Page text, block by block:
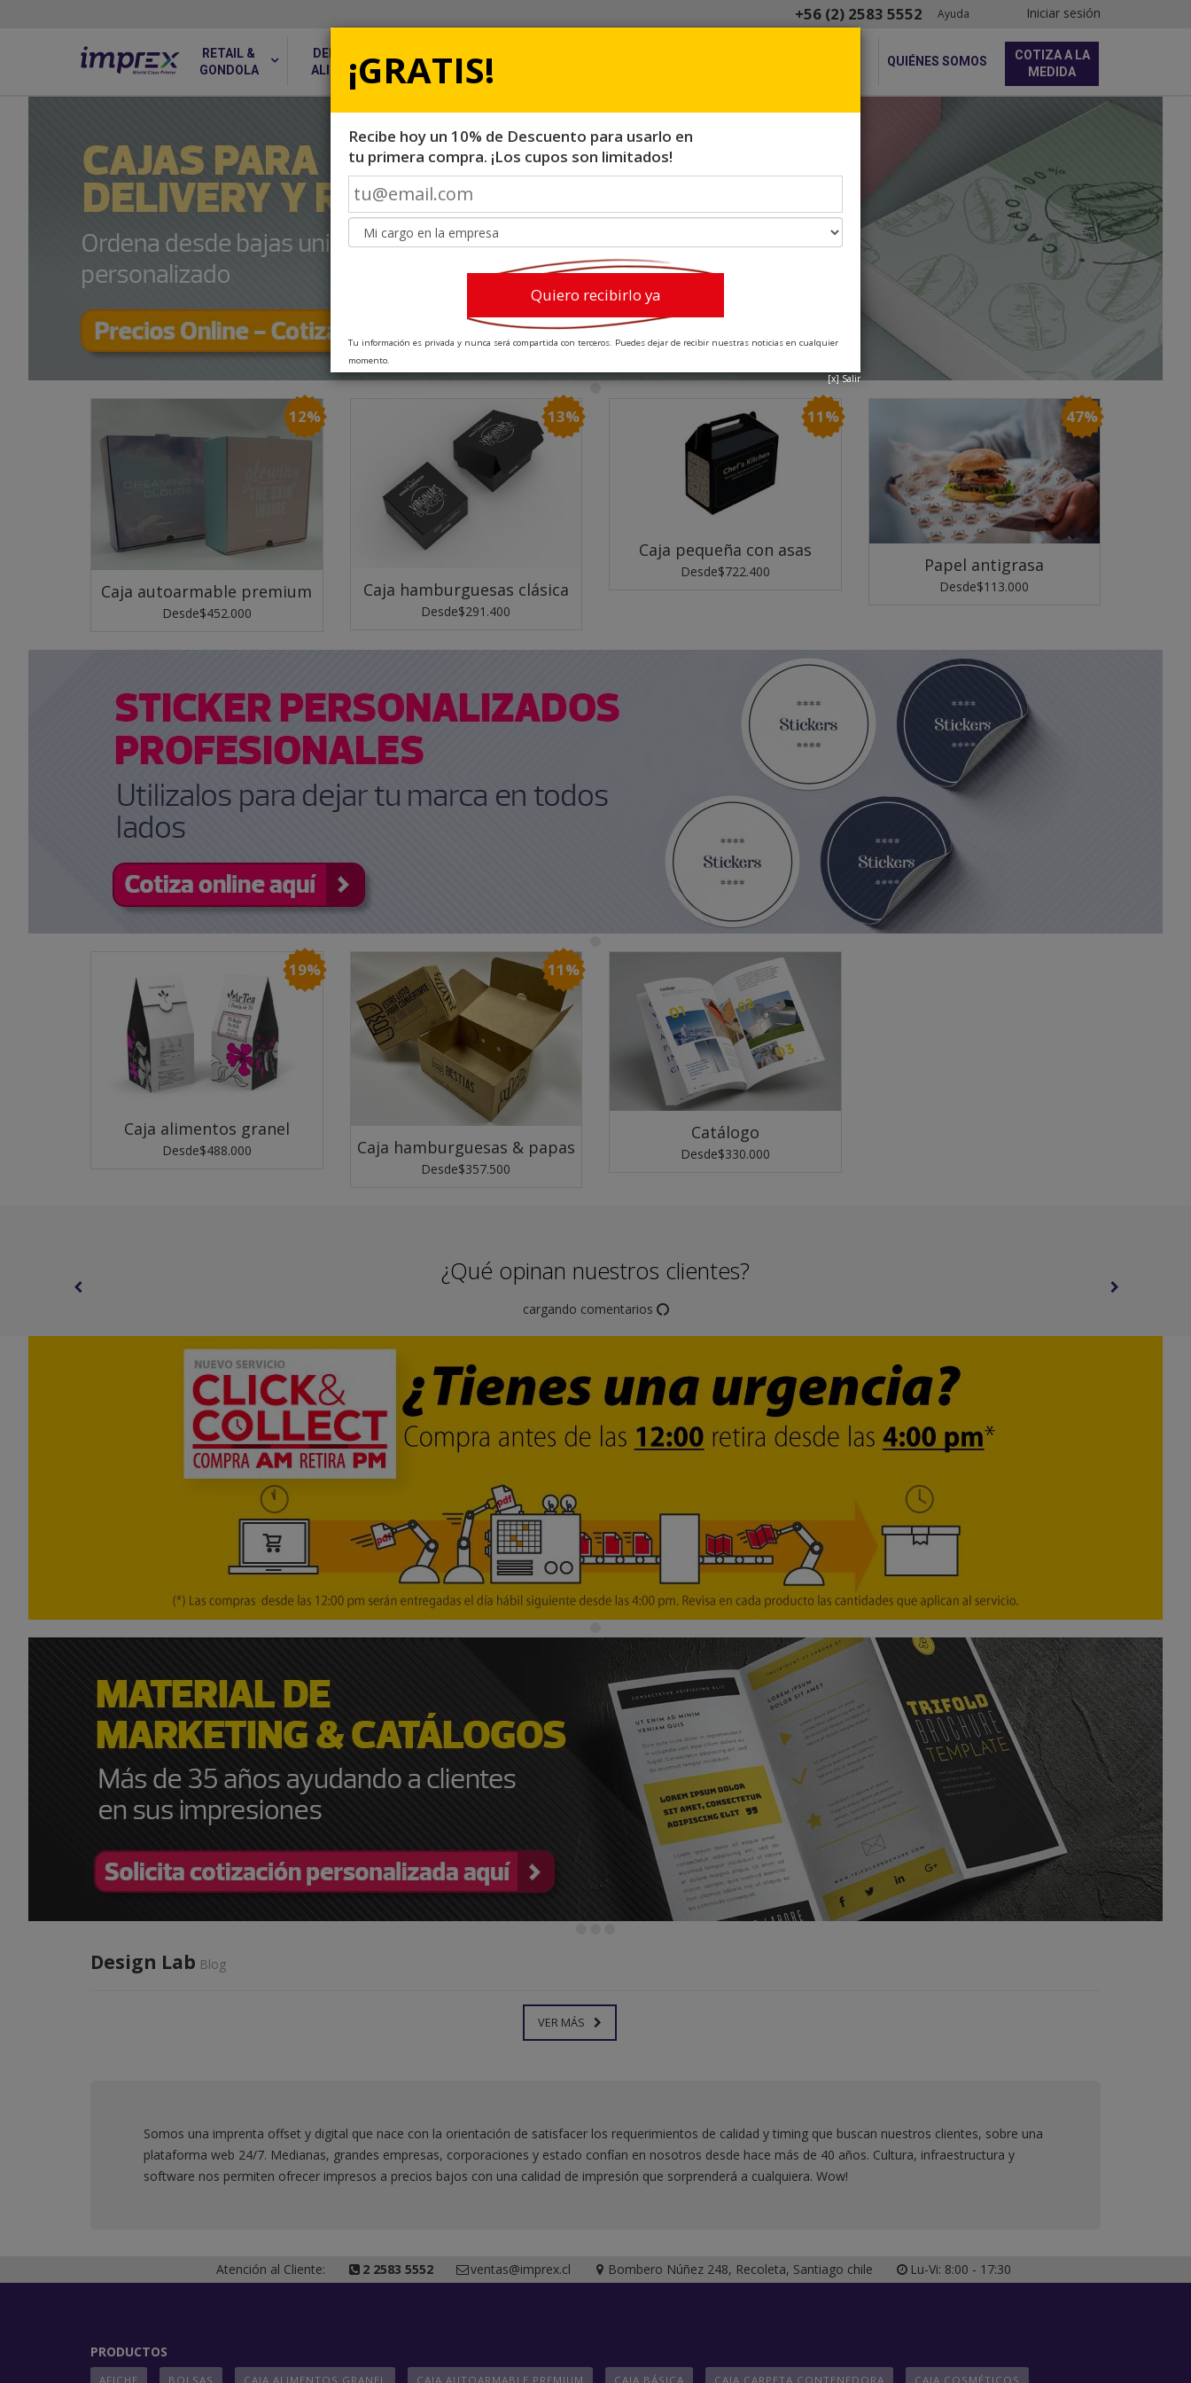
+56 (2) 2583 5552 Ayuda Iniciar sesión
RETAIL &
GONDOLA
DELIVERY &
ALIMENTOS
MARKETING
QUIÉNES SOMOS
COTIZA A LA
MEDIDA
12%
Caja autoarmable premium
Desde$452.000
13%
Caja hamburguesas clásica
Desde$291.400
11%
Caja pequeña con asas
Desde$722.400
47%
Papel antigrasa
Desde$113.000
19%
Caja alimentos granel
Desde$488.000
11%
Caja hamburguesas & papas
Desde$357.500
Catálogo
Desde$330.000
¿Qué opinan nuestros clientes?
cargando comentarios
Design Lab Blog
VER MÁS
Somos una imprenta offset y digital que nace con la orientación de satisfacer los requerimientos de calidad y timing que buscan nuestros clientes, sobre una
plataforma web 24/7. Medianas, grandes empresas, corporaciones y estado confían en nosotros desde hace más de 40 años. Cultura, infraestructura y
software nos permiten ofrecer impresos a precios bajos con una calidad de impresión que sorprenderá a cualquiera. Wow!
Atención al Cliente: 2 2583 5552 ventas@imprex.cl Bombero Núñez 248, Recoleta, Santiago chile Lu-Vi: 8:00 - 17:30
PRODUCTOS
AFICHE BOLSAS CAJA ALIMENTOS GRANEL CAJA AUTOARMABLE PREMIUM CAJA BÁSICA CAJA CARPETA CONTENEDORA CAJA COSMÉTICOS
¡GRATIS!
Recibe hoy un 10% de Descuento para usarlo en
tu primera compra. ¡Los cupos son limitados!
Quiero recibirlo ya
Tu información es privada y nunca será compartida con terceros. Puedes dejar de recibir nuestras noticias en cualquier
momento.
[x] Salir